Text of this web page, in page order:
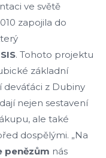
ve světě
zapojila do
. Tohoto projektu
základní
deváťáci z Dubiny
nejen sestavení
ale také
dospělými. „Na
penězům nás